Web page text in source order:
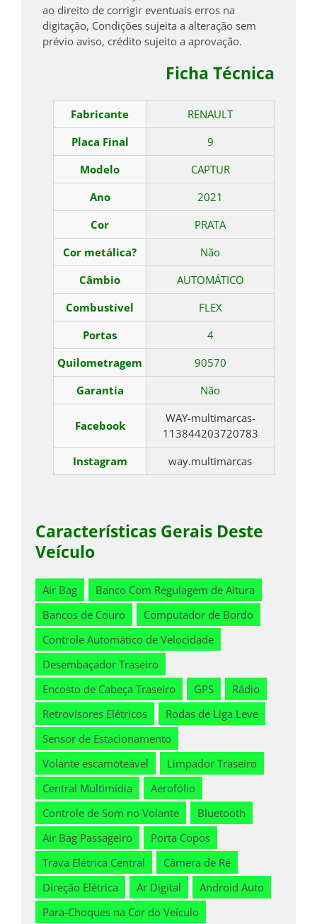
ao direito de corrigir eventuais erros na
digitação, Condições sujeita a alteração sem
prévio aviso, crédito sujeito a aprovação.
Ficha Técnica
Fabricante
RENAULT
Placa Final
9
Modelo
CAPTUR
Ano
2021
Cor
PRATA
Cor metálica?
Não
Câmbio
AUTOMÁTICO
Combustível
FLEX
Portas
4
Quilometragem
90570
Garantia
Não
Facebook
WAY-multimarcas-
113844203720783
Instagram
way.multimarcas
Características Gerais Deste
Veículo
Air Bag
Banco Com Regulagem de Altura
Bancos de Couro
Computador de Bordo
Controle Automático de Velocidade
Desembaçador Traseiro
Encosto de Cabeça Traseiro
GPS
Rádio
Retrovisores Elétricos
Rodas de Liga Leve
Sensor de Estacionamento
Volante escamoteável
Limpador Traseiro
Central Multimídia
Aerofólio
Controle de Som no Volante
Bluetooth
Air Bag Passageiro
Porta Copos
Trava Elétrica Central
Câmera de Ré
Direção Elétrica
Ar Digital
Android Auto
Para-Choques na Cor do Veículo